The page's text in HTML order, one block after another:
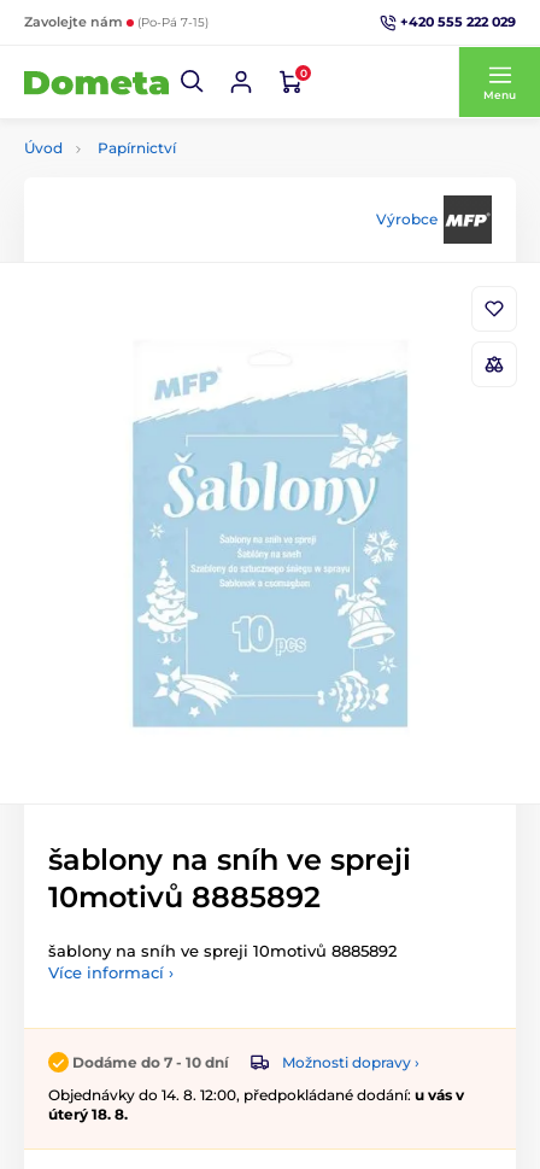
Zavolejte nám (Po-Pá 7-15) +420 555 222 029
0
Menu
Úvod Papírnictví
Výrobce
šablony na sníh ve spreji
10motivů 8885892
šablony na sníh ve spreji 10motivů 8885892
Více informací ›
Dodáme do 7 - 10 dní
Možnosti dopravy ›
Objednávky do 14. 8. 12:00, předpokládané dodání: u vás v
úterý 18. 8.